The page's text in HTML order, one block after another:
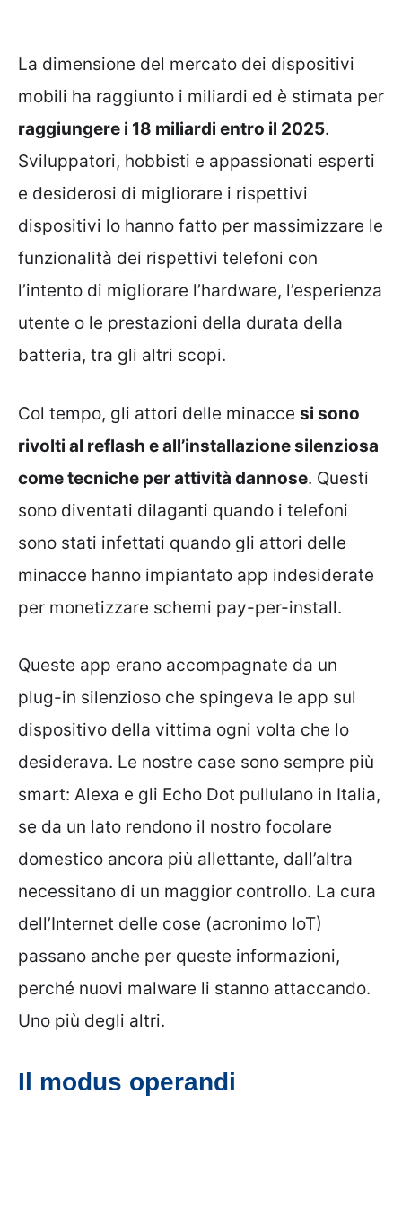
La dimensione del mercato dei dispositivi
mobili ha raggiunto i miliardi ed è stimata per
raggiungere i 18 miliardi entro il 2025.
Sviluppatori, hobbisti e appassionati esperti
e desiderosi di migliorare i rispettivi
dispositivi lo hanno fatto per massimizzare le
funzionalità dei rispettivi telefoni con
l’intento di migliorare l’hardware, l’esperienza
utente o le prestazioni della durata della
batteria, tra gli altri scopi.
Col tempo, gli attori delle minacce si sono
rivolti al reflash e all’installazione silenziosa
come tecniche per attività dannose. Questi
sono diventati dilaganti quando i telefoni
sono stati infettati quando gli attori delle
minacce hanno impiantato app indesiderate
per monetizzare schemi pay-per-install.
Queste app erano accompagnate da un
plug-in silenzioso che spingeva le app sul
dispositivo della vittima ogni volta che lo
desiderava. Le nostre case sono sempre più
smart: Alexa e gli Echo Dot pullulano in Italia,
se da un lato rendono il nostro focolare
domestico ancora più allettante, dall’altra
necessitano di un maggior controllo. La cura
dell’Internet delle cose (acronimo IoT)
passano anche per queste informazioni,
perché nuovi malware li stanno attaccando.
Uno più degli altri.
Il modus operandi